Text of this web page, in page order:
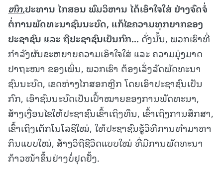
ຫົກ,ປະທານ ໄກສອນ ພົມວິຫານ ໄດ້ເອົາໃຈໃສ່ ຢ່າງຈົດຈໍ່
ຕໍ່ການພັດທະນາຊົນນະບົດ, ແກ້ໄຂຄວາມທຸກຍາກຂອງ
ປະຊາຊົນ ແລະ ຖືປະຊາຊົນເປັນກົກ... ດັ່ງນັ້ນ, ພວກເຮົາທີ່
ກຳລັງຜັນຂະຫຍາຍຄວາມເອົາໃຈໃສ່ ແລະ ຄວາມມຸ່ງມາດ
ປາຖະໜາ ຂອງເພິ່ນ, ພວກເຮົາ ຕ້ອງເລັ່ງລັດພັດທະນາ
ຊົນນະບົດ, ເຂດຫ່າງໄກສອກຫຼີກ ໂດຍເອົາປະຊາຊົນເປັນ
ກົກ, ເອົາຊົນນະບົດເປັນເປົ້າໝາຍຂອງການພັດທະນາ,
ສ້າງເງື່ອນໄຂໃຫ້ປະຊາຊົນເຂົ້າເຖິງທຶນ, ເຂົ້າເຖິງການສຶກສາ,
ເຂົ້າເຖິງເຕັກໂນໂລຊີໃໝ່, ໃຫ້ປະຊາຊົນຮູ້ວິທີການທໍາມາຫາ
ກິນແບບໃໝ່, ສ້າງວິຖີຊີວິດແບບໃໝ່ ທີ່ມີການພັດທະນາ
ກ້າວໜ້າຂຶ້ນຢ່າງບໍ່ຢຸດຢັ້ງ.